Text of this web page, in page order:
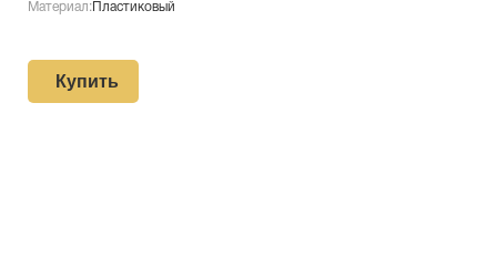
Материал: Пластиковый
Купить